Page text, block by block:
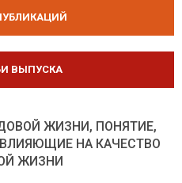
ВЫПУСКА
ЖИЗНИ, ПОНЯТИЕ,
НА КАЧЕСТВО
ЖИЗНИ